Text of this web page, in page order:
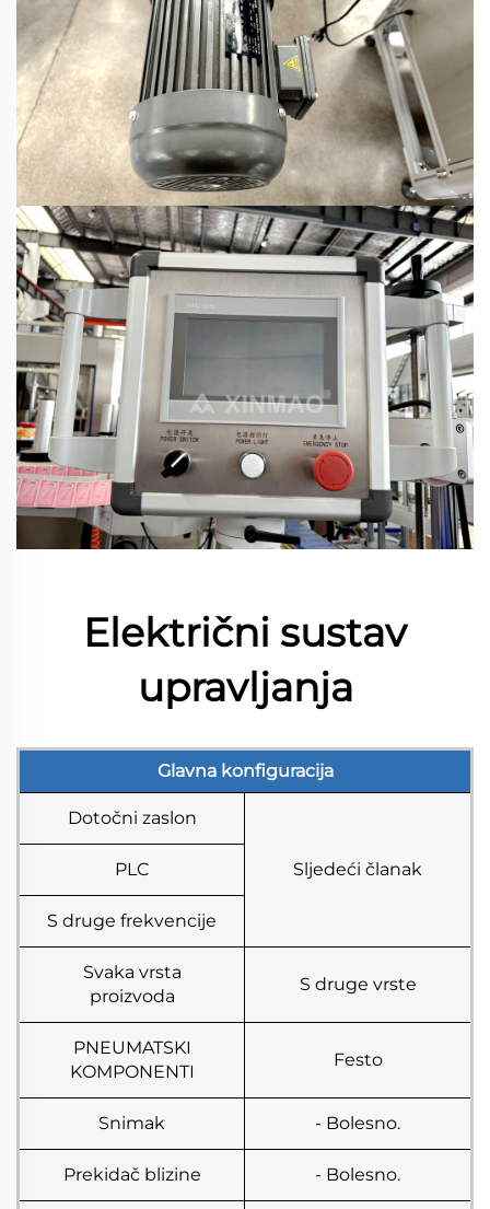
Električni sustav
upravljanja
Glavna konfiguracija
Dotočni zaslon
Sljedeći članak
PLC
S druge frekvencije
Svaka vrsta
proizvoda
S druge vrste
PNEUMATSKI
KOMPONENTI
Festo
Snimak - Bolesno.
Prekidač blizine - Bolesno.